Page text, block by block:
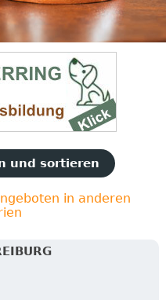
und sortieren
in anderen